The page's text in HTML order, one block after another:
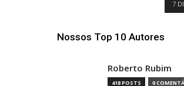
7
Nossos Top 10 Autores
Roberto Rubim
418 POSTS 0